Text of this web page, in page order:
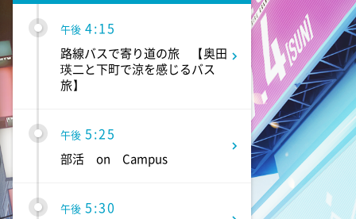
午後 4:15
路線バスで寄り道の旅 【奥田
瑛二と下町で涼を感じるバス
旅】
午後 5:25
部活 on Campus
午後 5:30